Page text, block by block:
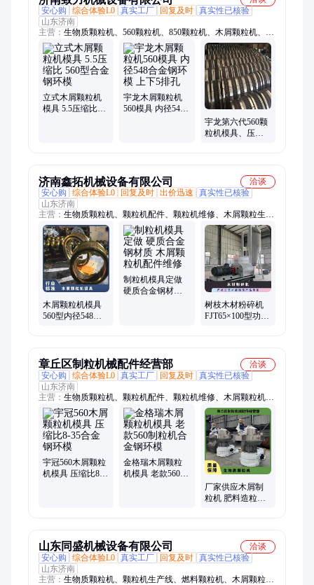
安心购
综合体验L0 真实工厂 回复及时 真实性已核验
山东济南
主营： 生物质颗粒机、560颗粒机、850颗粒机、木屑颗粒机、木
屑烘干机、颗粒机配件、颗粒机维修、燃料颗粒生产线、秸秆颗
粒机、燃料颗粒成型设备、秸秆饲料颗粒机、燃料颗粒成型机、
木片机、破碎机、木材粉碎机、高效粉碎机、滚筒烘干机、颗粒
冷却机、颗粒包装称、玉米芯颗粒机、稻壳颗粒机、花生壳颗粒
机、700颗粒机、牧草颗粒机、柠条颗粒机
立式木屑颗粒机
模具 5.5压缩比
宇龙木屑颗粒机
560模具 内径548
宇龙第六代560颗
粒机模具、压辊
济南鑫拓机械设备有限公司
洽谈
安心购
综合体验L0 回复及时 出价迅速
真实性已核验
山东济南
主营： 生物质颗粒机、颗粒机配件、颗粒机维修、木屑颗粒生产
线设备、粉碎机、粉碎机配件、粉碎机筛网、粉碎机锤片、颗粒
机减速机
木屑颗粒机模具
560型内径548合
制粒机模具定做
硬质合金钢材质
树枝木材粉碎机
FJT65×100型功率
章丘区制粒机械配件经营部
洽谈
安心购
综合体验L0 真实工厂 回复及时 真实性已核验
山东济南
主营： 生物质颗粒机、颗粒机配件、颗粒机维修、木屑颗粒机、
颗粒机模具、颗粒机压辊、秸秆颗粒机、560颗粒机、850颗粒
机、700颗粒机、稻壳颗粒机、花生壳颗粒机、牧草颗粒机、木
片机、高效粉碎机、滚筒烘干机、颗粒冷却机、颗粒包装机、锯
末制粒机、燃料颗粒加工设备、燃料颗粒成型机、木材制粒机、
棉短绒制粒机、玉米芯颗粒机
宇冠560木屑颗粒
机模具 压缩比8-
金格瑞木屑颗粒
机模具 老款560制
厂家供应木屑制
粒机 肥料造粒机
山东同盛机械设备有限公司
洽谈
安心购
综合体验L0 真实工厂 回复及时 真实性已核验
山东济南
主营： 生物质颗粒机、颗粒机生产线、燃料颗粒机、木屑颗粒